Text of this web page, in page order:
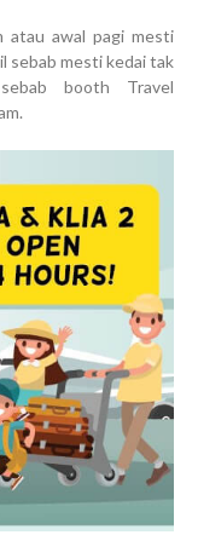
atau awal pagi mesti
sebab mesti kedai tak
booth Travel